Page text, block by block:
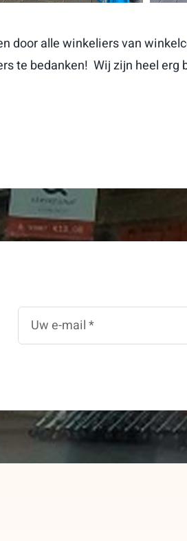
door alle winkeliers van
te bedanken! Wij zijn heel erg